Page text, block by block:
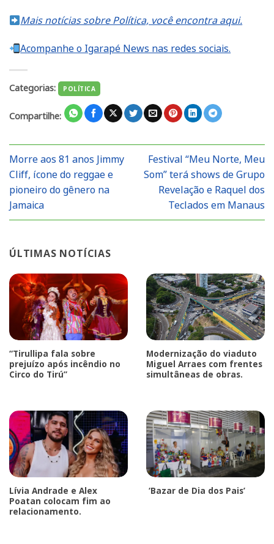
Mais notícias sobre Política, você encontra aqui.
Acompanhe o Igarapé News nas redes sociais.
Categorias: POLÍTICA
Compartilhe:
Morre aos 81 anos Jimmy
Cliff, ícone do reggae e
pioneiro do gênero na
Jamaica
Festival “Meu Norte, Meu
Som” terá shows de Grupo
Revelação e Raquel dos
Teclados em Manaus
ÚLTIMAS NOTÍCIAS
“Tirullipa fala sobre
prejuízo após incêndio no
Circo do Tirú”
Modernização do viaduto
Miguel Arraes com frentes
simultâneas de obras.
Lívia Andrade e Alex
Poatan colocam fim ao
relacionamento.
‘Bazar de Dia dos Pais’